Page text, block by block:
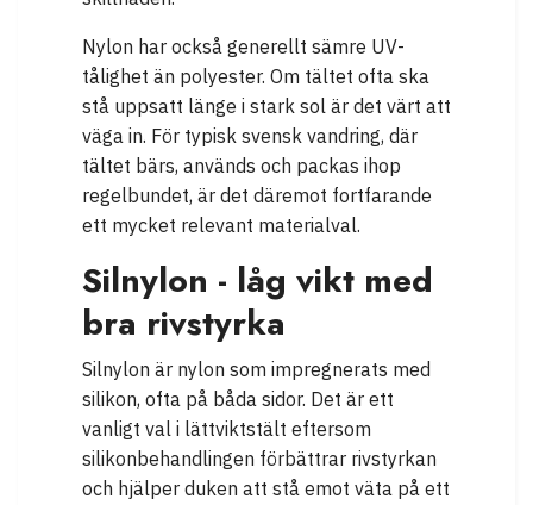
Nylon har också generellt sämre UV-
tålighet än polyester. Om tältet ofta ska
stå uppsatt länge i stark sol är det värt att
väga in. För typisk svensk vandring, där
tältet bärs, används och packas ihop
regelbundet, är det däremot fortfarande
ett mycket relevant materialval.
Silnylon - låg vikt med
bra rivstyrka
Silnylon är nylon som impregnerats med
silikon, ofta på båda sidor. Det är ett
vanligt val i lättviktstält eftersom
silikonbehandlingen förbättrar rivstyrkan
och hjälper duken att stå emot väta på ett